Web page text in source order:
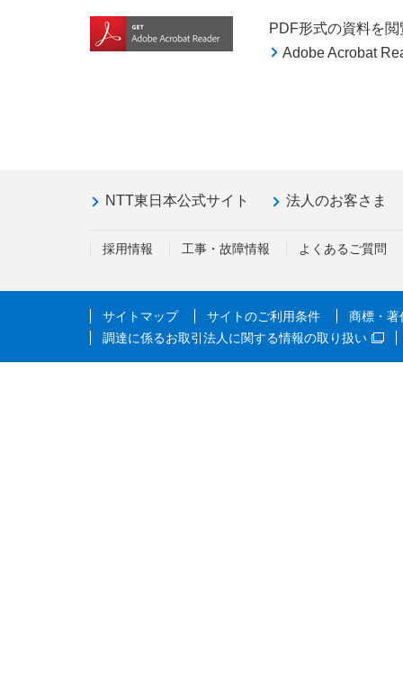
PDF形式の資料を
Adobe Acrobat
NTT東日本公式サイト 法人のお客さま
採用情報 工事・故障情報 よくあるご質問
サイトマップ サイトのご利用条件
商標・著
調達に係るお取引法人に関する情報の取り扱い